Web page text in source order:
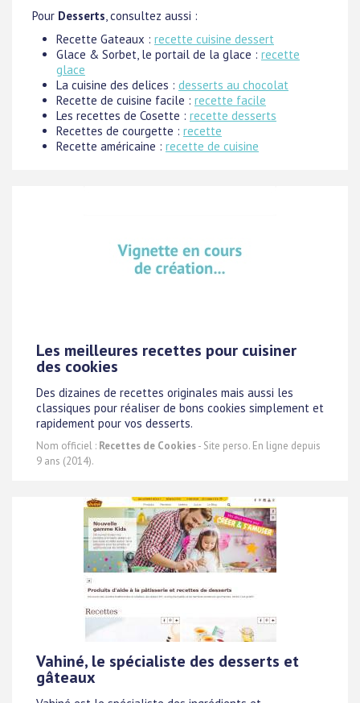
Pour Desserts, consultez aussi :
Recette Gateaux : recette cuisine dessert
Glace & Sorbet, le portail de la glace : recette
glace
La cuisine des delices : desserts au chocolat
Recette de cuisine facile : recette facile
Les recettes de Cosette : recette desserts
Recettes de courgette : recette
Recette américaine : recette de cuisine
Les meilleures recettes pour cuisiner
des cookies
Des dizaines de recettes originales mais aussi les
classiques pour réaliser de bons cookies simplement et
rapidement pour vos desserts.
Nom officiel : Recettes de Cookies- Site perso. En ligne depuis
9 ans (2014).
Vahiné, le spécialiste des desserts et
gâteaux